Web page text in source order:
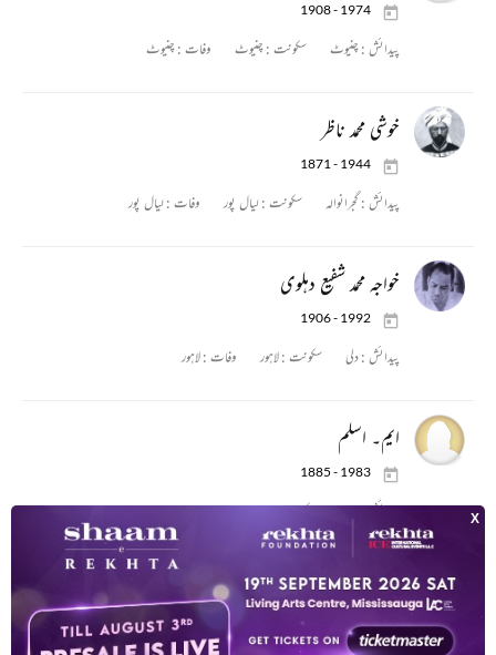
1908 - 1974
پیدائش :چنیوٹ سکونت :چنیوٹ وفات :چنیوٹ
خوشی محمد ناظر
1871 - 1944
پیدائش : گجرانوالہ سکونت : لیال پور وفات : لیال پور
خواجہ محمد شفیع دہلوی
1906 - 1992
پیدائش :دلی سکونت :لاہور وفات :لاہور
ایم۔ اسلم
1885 - 1983
پیدائش :لاہور سکونت :لاہور وفات :لاہور
منظور حسین شور
1916 - 1981